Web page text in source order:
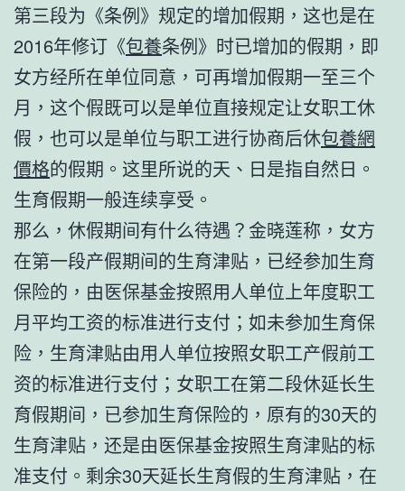
第三段为《条例》规定的增加假期，这也是在
2016年修订《包養条例》时已增加的假期，即
女方经所在单位同意，可再增加假期一至三个
月，这个假既可以是单位直接规定让女职工休
假，也可以是单位与职工进行协商后休包養網
價格的假期。这里所说的天、日是指自然日。
生育假期一般连续享受。
那么，休假期间有什么待遇？金晓莲称，女方
在第一段产假期间的生育津贴，已经参加生育
保险的，由医保基金按照用人单位上年度职工
月平均工资的标准进行支付；如未参加生育保
险，生育津贴由用人单位按照女职工产假前工
资的标准进行支付；女职工在第二段休延长生
育假期间，已参加生育保险的，原有的30天的
生育津贴，还是由医保基金按照生育津贴的标
准支付。剩余30天延长生育假的生育津贴，在